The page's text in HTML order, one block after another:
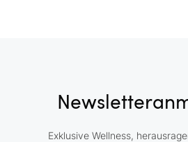
Exklusive Wellness,